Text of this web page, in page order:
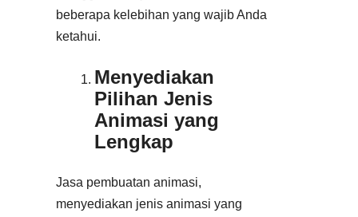
beberapa kelebihan yang wajib Anda
ketahui.
Menyediakan
Pilihan Jenis
Animasi yang
Lengkap
Jasa pembuatan animasi,
menyediakan jenis animasi yang